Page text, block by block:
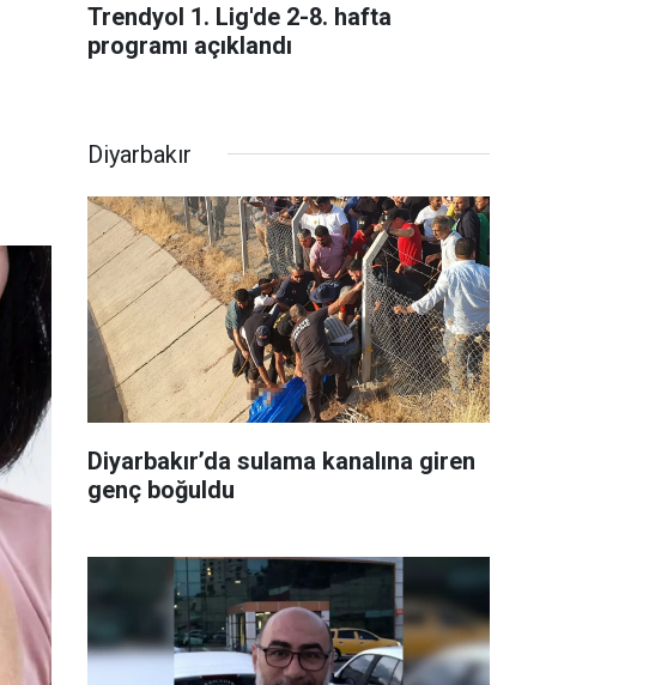
Trendyol 1. Lig'de 2-8. hafta
programı açıklandı
Diyarbakır
Diyarbakır’da sulama kanalına giren
genç boğuldu